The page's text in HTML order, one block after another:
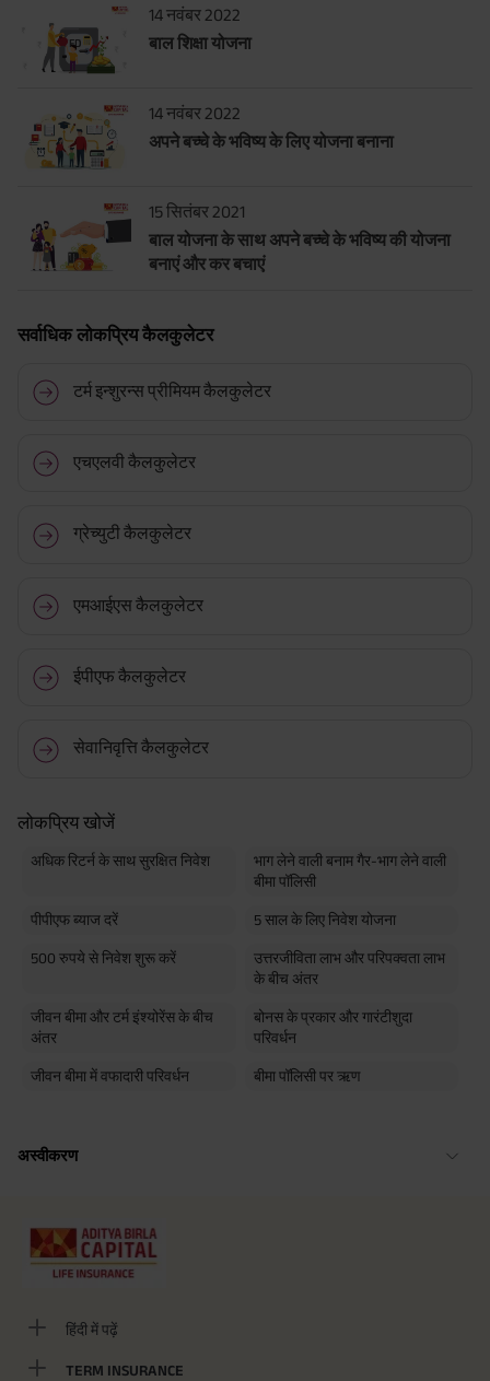
14 नवंबर 2022
बाल शिक्षा योजना
14 नवंबर 2022
अपने बच्चे के भविष्य के लिए योजना बनाना
15 सितंबर 2021
बाल योजना के साथ अपने बच्चे के भविष्य की योजना
बनाएं और कर बचाएं
सर्वाधिक लोकप्रिय कैलकुलेटर
टर्म इन्शुरन्स प्रीमियम कैलकुलेटर
एचएलवी कैलकुलेटर
ग्रेच्युटी कैलकुलेटर
एमआईएस कैलकुलेटर
ईपीएफ कैलकुलेटर
सेवानिवृत्ति कैलकुलेटर
लोकप्रिय खोजें
अधिक रिटर्न के साथ सुरक्षित निवेश
भाग लेने वाली बनाम गैर-भाग लेने वाली
बीमा पॉलिसी
पीपीएफ ब्याज दरें 5 साल के लिए निवेश योजना
500 रुपये से निवेश शुरू करें
उत्तरजीविता लाभ और परिपक्वता लाभ
के बीच अंतर
जीवन बीमा और टर्म इंश्योरेंस के बीच
अंतर
बोनस के प्रकार और गारंटीशुदा
परिवर्धन
जीवन बीमा में वफादारी परिवर्धन बीमा पॉलिसी पर ऋण
अस्वीकरण
हिंदी में पढ़ें
TERM INSURANCE